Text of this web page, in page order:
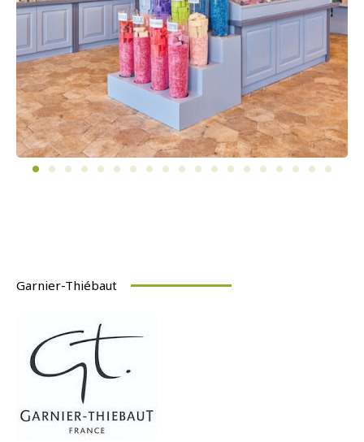
Garnier-Thiébaut